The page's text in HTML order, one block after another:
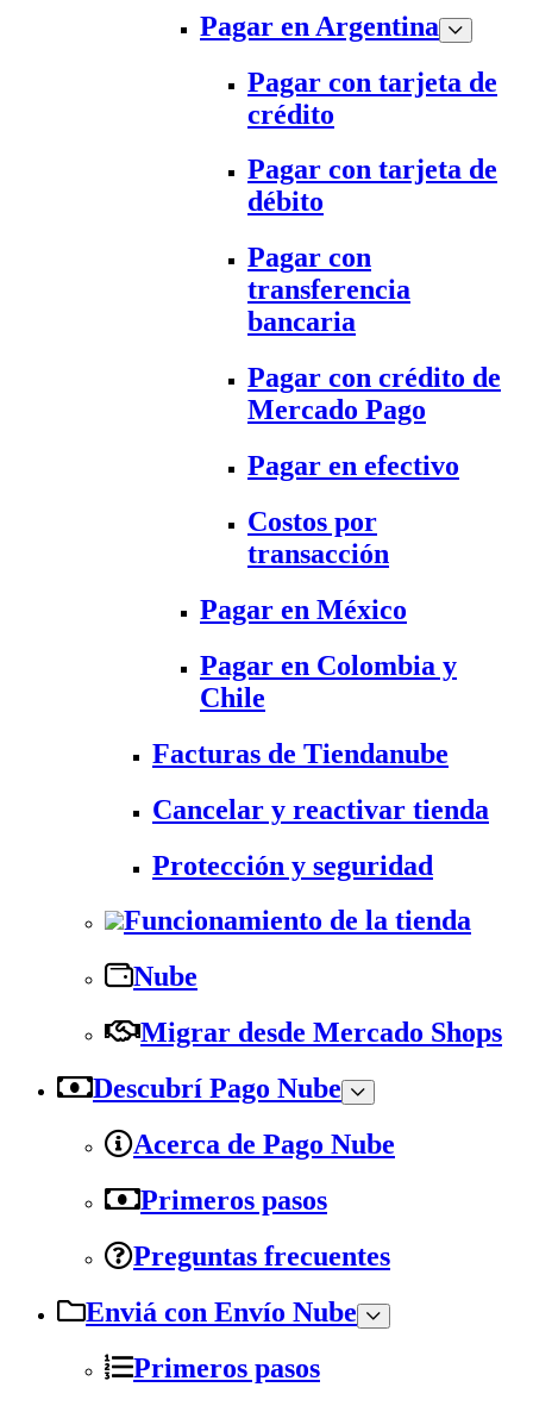
Pagar en Argentina
Pagar con tarjeta de
crédito
Pagar con tarjeta de
débito
Pagar con
transferencia
bancaria
Pagar con crédito de
Mercado Pago
Pagar en efectivo
Costos por
transacción
Pagar en México
Pagar en Colombia y
Chile
Facturas de Tiendanube
Cancelar y reactivar tienda
Protección y seguridad
Funcionamiento de la tienda
Nube
Migrar desde Mercado Shops
Descubrí Pago Nube
Acerca de Pago Nube
Primeros pasos
Preguntas frecuentes
Enviá con Envío Nube
Primeros pasos